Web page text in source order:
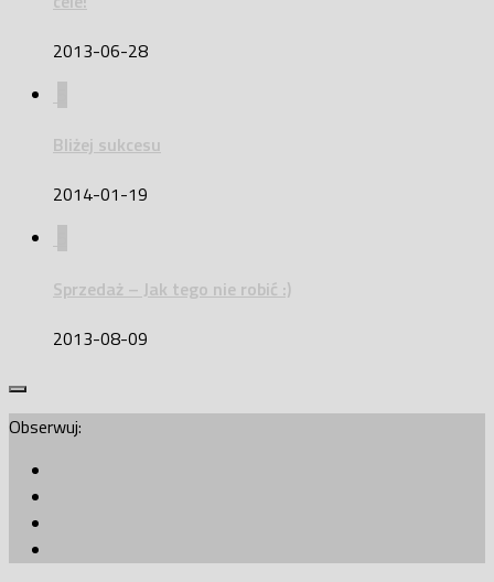
2013-06-28
Bliżej sukcesu
2014-01-19
Sprzedaż – Jak tego nie robić :)
2013-08-09
Obserwuj: